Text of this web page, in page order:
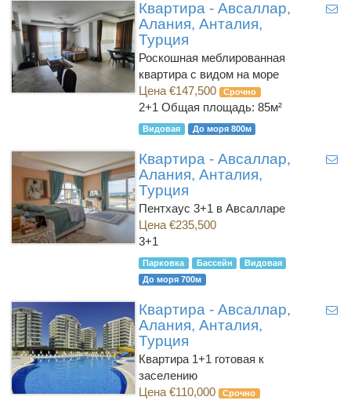
Квартира - Авсаллар,
Алания, Анталия,
Турция
Роскошная меблированная
квартира с видом на море
Цена €147,500
Срочно
2+1 Общая площадь: 85м²
Видовая До моря 800м
Квартира - Авсаллар,
Алания, Анталия,
Турция
Пентхаус 3+1 в Авсалларе
Цена €235,500
3+1
Парковка Бассейн
Видовая
До моря 700м
Квартира - Авсаллар,
Алания, Анталия,
Турция
Квартира 1+1 готовая к
заселению
Цена €110,000
Срочно